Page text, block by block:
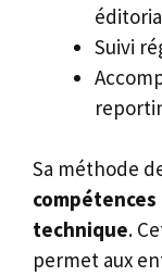
Suivi
Sa méthode
technique.
permet aux